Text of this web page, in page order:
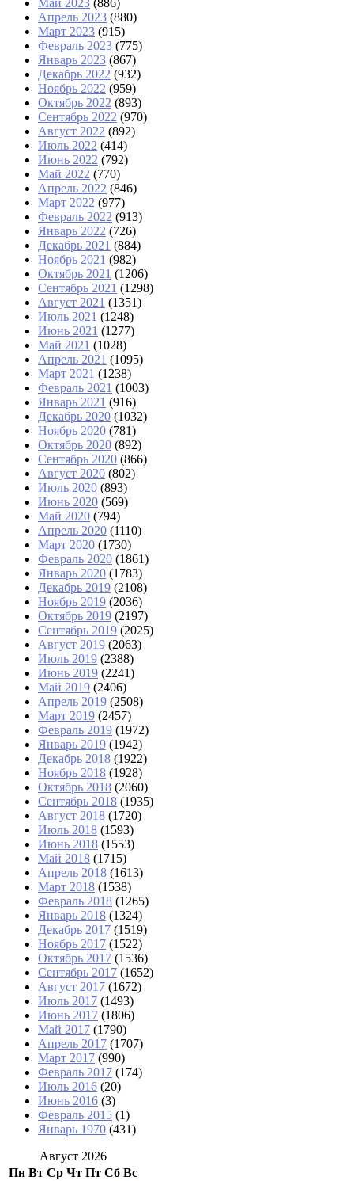
Май 2023 (886)
Апрель 2023 (880)
Март 2023 (915)
Февраль 2023 (775)
Январь 2023 (867)
Декабрь 2022 (932)
Ноябрь 2022 (959)
Октябрь 2022 (893)
Сентябрь 2022 (970)
Август 2022 (892)
Июль 2022 (414)
Июнь 2022 (792)
Май 2022 (770)
Апрель 2022 (846)
Март 2022 (977)
Февраль 2022 (913)
Январь 2022 (726)
Декабрь 2021 (884)
Ноябрь 2021 (982)
Октябрь 2021 (1206)
Сентябрь 2021 (1298)
Август 2021 (1351)
Июль 2021 (1248)
Июнь 2021 (1277)
Май 2021 (1028)
Апрель 2021 (1095)
Март 2021 (1238)
Февраль 2021 (1003)
Январь 2021 (916)
Декабрь 2020 (1032)
Ноябрь 2020 (781)
Октябрь 2020 (892)
Сентябрь 2020 (866)
Август 2020 (802)
Июль 2020 (893)
Июнь 2020 (569)
Май 2020 (794)
Апрель 2020 (1110)
Март 2020 (1730)
Февраль 2020 (1861)
Январь 2020 (1783)
Декабрь 2019 (2108)
Ноябрь 2019 (2036)
Октябрь 2019 (2197)
Сентябрь 2019 (2025)
Август 2019 (2063)
Июль 2019 (2388)
Июнь 2019 (2241)
Май 2019 (2406)
Апрель 2019 (2508)
Март 2019 (2457)
Февраль 2019 (1972)
Январь 2019 (1942)
Декабрь 2018 (1922)
Ноябрь 2018 (1928)
Октябрь 2018 (2060)
Сентябрь 2018 (1935)
Август 2018 (1720)
Июль 2018 (1593)
Июнь 2018 (1553)
Май 2018 (1715)
Апрель 2018 (1613)
Март 2018 (1538)
Февраль 2018 (1265)
Январь 2018 (1324)
Декабрь 2017 (1519)
Ноябрь 2017 (1522)
Октябрь 2017 (1536)
Сентябрь 2017 (1652)
Август 2017 (1672)
Июль 2017 (1493)
Июнь 2017 (1806)
Май 2017 (1790)
Апрель 2017 (1707)
Март 2017 (990)
Февраль 2017 (174)
Июль 2016 (20)
Июнь 2016 (3)
Февраль 2015 (1)
Январь 1970 (431)
Август 2026
Пн Вт Ср Чт Пт Сб Вс